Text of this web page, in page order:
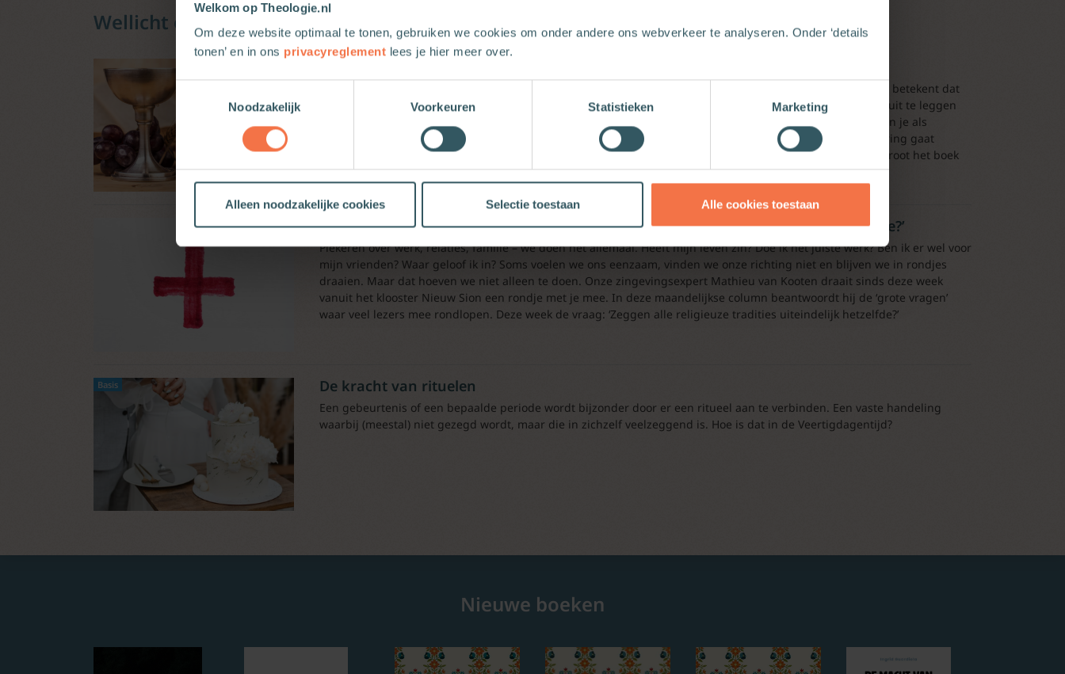
Welkom op Theologie.nl
Om deze website optimaal te tonen, gebruiken we cookies om onder andere ons webverkeer te analyseren. Onder ‘details
tonen’ en in ons privacyreglement lees je hier meer over.
Noodzakelijk
Voorkeuren Statistieken Marketing
Alleen noodzakelijke cookies Selectie toestaan Alle cookies toestaan
Wellicht ook interessant
In de protestantse kerken kunnen kinderen immers steeds vaker deelnemen aan het Heilig Avondmaal. Dit betekent dat
ouders zoeken naar woorden om de betekenis en de waarde van het avondmaal aan hun (jonge) kinderen uit te leggen
en zich willen bezinnen op vragen die leven rond kind en avondmaal. Hoe doe je dat als ouders? En hoe kun je als
kerkenraad ouders helpen om de betekenis van het avondmaal met kinderen te bespreken? In deze aflevering gaat
Elsbeth Gruteke in gesprek met predikant en schrijver Chiel Vleesenbeek. Hij schreef samen met Wim de Groot het boek
Samen aan tafel. Met je kind in gesprek over het avondmaal.
Eerste Hulp Bij Levensvragen: ‘Zeggen alle religieuze tradities uiteindelijk hetzelfde?’
Piekeren over werk, relaties, familie – we doen het allemaal. Heeft mijn leven zin? Doe ik het juiste werk? Ben ik er wel voor
mijn vrienden? Waar geloof ik in? Soms voelen we ons eenzaam, vinden we onze richting niet en blijven we in rondjes
draaien. Maar dat hoeven we niet alleen te doen. Onze zingevingsexpert Mathieu van Kooten draait sinds deze week
vanuit het klooster Nieuw Sion een rondje met je mee. In deze maandelijkse column beantwoordt hij de ‘grote vragen’
waar veel lezers mee rondlopen. Deze week de vraag: ‘Zeggen alle religieuze tradities uiteindelijk hetzelfde?’
Basis De kracht van rituelen
Een gebeurtenis of een bepaalde periode wordt bijzonder door er een ritueel aan te verbinden. Een vaste handeling
waarbij (meestal) niet gezegd wordt, maar die in zichzelf veelzeggend is. Hoe is dat in de Veertigdagentijd?
Nieuwe boeken